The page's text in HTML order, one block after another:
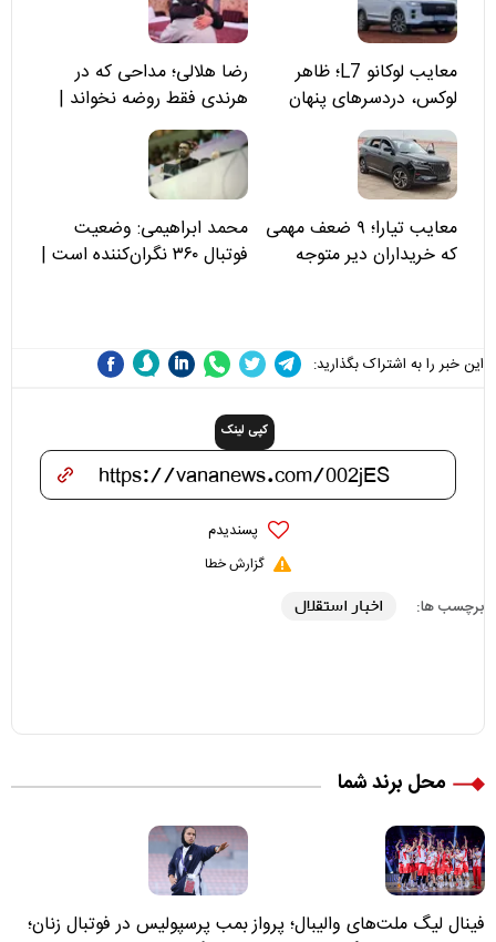
معایب لوکانو L7؛ ظاهر
لوکس، دردسرهای پنهان
رضا هلالی؛ مداحی که در
هرندی فقط روضه نخواند |
مسئولان «تکیه‌گاه آقا مرتضی
علی(ع)» را جدی‌تر ببینند
معایب تیارا؛ ۹ ضعف مهمی
که خریداران دیر متوجه
محمد ابراهیمی: وضعیت
فوتبال ۳۶۰ نگران‌کننده است |
این خبر را به اشتراک بگذارید:
کپی لینک
پسندیدم
گزارش خطا
برچسب ها: اخبار استقلال
محل برند شما
فینال لیگ ملت‌های والیبال؛ پروازبمب پرسپولیس در فوتبال زنان؛